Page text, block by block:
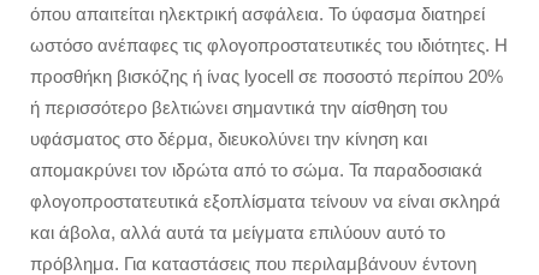
όπου απαιτείται ηλεκτρική ασφάλεια. Το ύφασμα διατηρεί
ωστόσο ανέπαφες τις φλογοπροστατευτικές του ιδιότητες. Η
προσθήκη βισκόζης ή ίνας lyocell σε ποσοστό περίπου 20%
ή περισσότερο βελτιώνει σημαντικά την αίσθηση του
υφάσματος στο δέρμα, διευκολύνει την κίνηση και
απομακρύνει τον ιδρώτα από το σώμα. Τα παραδοσιακά
φλογοπροστατευτικά εξοπλίσματα τείνουν να είναι σκληρά
και άβολα, αλλά αυτά τα μείγματα επιλύουν αυτό το
πρόβλημα. Για καταστάσεις που περιλαμβάνουν έντονη